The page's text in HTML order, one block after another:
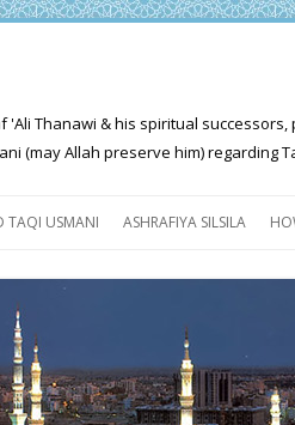
Thanawi & his spiritual
(may Allah preserve him) regarding
TAQI USMANI ASHRAFIYA SILSILA
FOR THE SEEKER
PROGRESS EXPLAINED